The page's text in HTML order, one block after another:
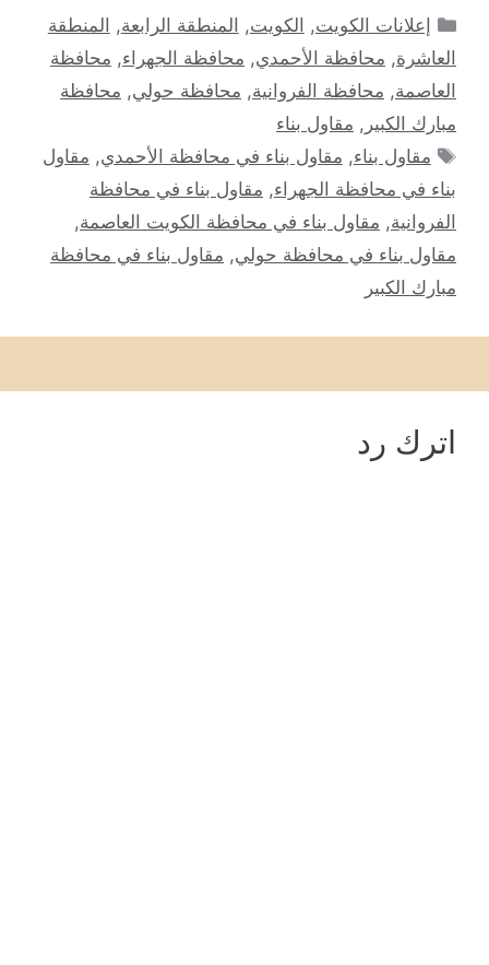
التصنيفات
إعلانات الكويت, الكويت, المنطقة الرابعة, المنطقة
العاشرة, محافظة الأحمدي, محافظة الجهراء, محافظة
العاصمة, محافظة الفروانية, محافظة حولي, محافظة
مبارك الكبير , مقاول بناء
الوسوم
مقاول بناء, مقاول بناء في محافظة الأحمدي, مقاول
بناء في محافظة الجهراء, مقاول بناء في محافظة
الفروانية, مقاول بناء في محافظة الكويت العاصمة,
مقاول بناء في محافظة حولي, مقاول بناء في محافظة
مبارك الكبير
اترك رد